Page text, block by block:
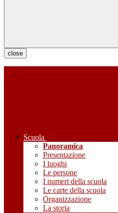
close
Scuola
Panoramica
Presentazione
I luoghi
Le persone
I numeri della scuola
Le carte della scuola
Organizzazione
La storia